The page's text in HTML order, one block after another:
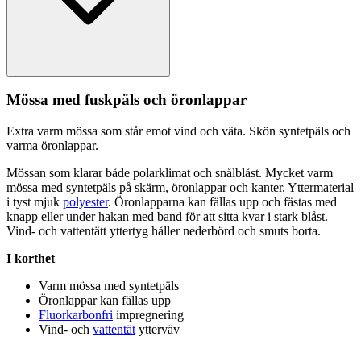
Mössa med fuskpäls och öronlappar
Extra varm mössa som står emot vind och väta. Skön syntetpäls och
varma öronlappar.
Mössan som klarar både polarklimat och snålblåst. Mycket varm
mössa med syntetpäls på skärm, öronlappar och kanter. Yttermaterial
i tyst mjuk polyester. Öronlapparna kan fällas upp och fästas med
knapp eller under hakan med band för att sitta kvar i stark blåst.
Vind- och vattentätt yttertyg håller nederbörd och smuts borta.
I korthet
Varm mössa med syntetpäls
Öronlappar kan fällas upp
Fluorkarbonfri impregnering
Vind- och vattentät ytterväv